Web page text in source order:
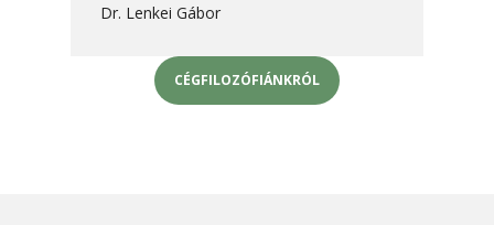
Dr. Lenkei Gábor
CÉGFILOZÓFIÁNKRÓL